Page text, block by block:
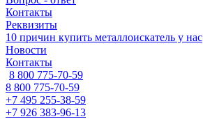
Контакты
Реквизиты
10 причин купить металлоискатель у нас
Новости
Контакты
8 800 775-70-59
8 800 775-70-59
+7 495 255-38-59
+7 926 383-96-13